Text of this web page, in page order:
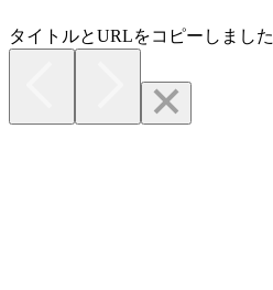
タイトルとURLをコピーしました